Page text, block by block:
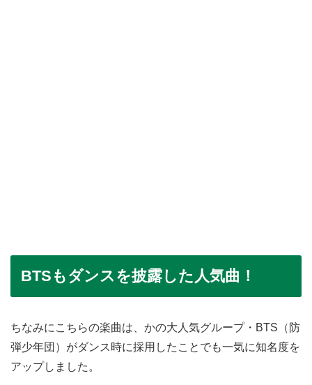
BTSもダンスを披露した人気曲！
ちなみにこちらの楽曲は、かの大人気グループ・BTS（防
弾少年団）がダンス時に採用したことでも一気に知名度を
アップしました。